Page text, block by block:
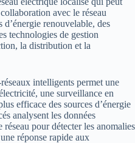
avec le réseau
renouvelable, des
technologies de gestion
la distribution et la
intelligents permet une
une surveillance en
efficace des sources d’énergie
analysent les données
pour détecter les anomalies
réponse rapide aux